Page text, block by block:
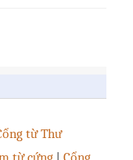
từ Thư
từ cứng | Cổng